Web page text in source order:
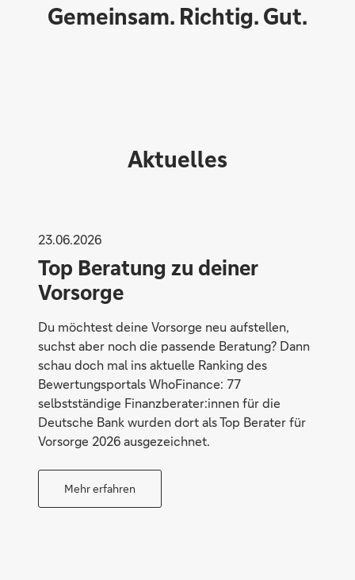
Gemeinsam. Richtig. Gut.
Aktuelles
23.06.2026
Top Beratung zu deiner
Vorsorge
Du möchtest deine Vorsorge neu aufstellen,
suchst aber noch die passende Beratung? Dann
schau doch mal ins aktuelle Ranking des
Bewertungsportals WhoFinance: 77
selbstständige Finanzberater:innen für die
Deutsche Bank wurden dort als Top Berater für
Vorsorge 2026 ausgezeichnet.
Mehr erfahren